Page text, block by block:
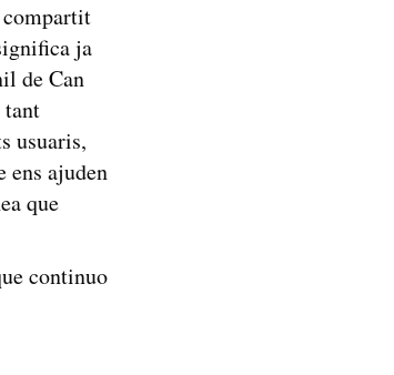
compartit
ja
de Can
tant
usuaris,
ajuden
que
continuo